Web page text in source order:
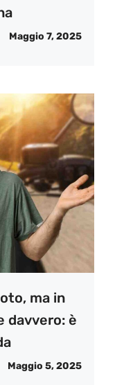
Maggio 7, 2025
ma in
davvero: è
Maggio 5, 2025